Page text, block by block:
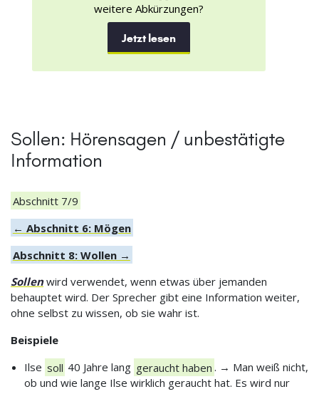
weitere Abkürzungen?
Jetzt lesen
Sollen: Hörensagen / unbestätigte
Information
Abschnitt 7/9
← Abschnitt 6: Mögen
Abschnitt 8: Wollen →
Sollenwird verwendet, wenn etwas über jemanden
behauptet wird. Der Sprecher gibt eine Information weiter,
ohne selbst zu wissen, ob sie wahr ist.
Beispiele
Ilse soll 40 Jahre lang geraucht haben . → Man weiß nicht,
ob und wie lange Ilse wirklich geraucht hat. Es wird nur